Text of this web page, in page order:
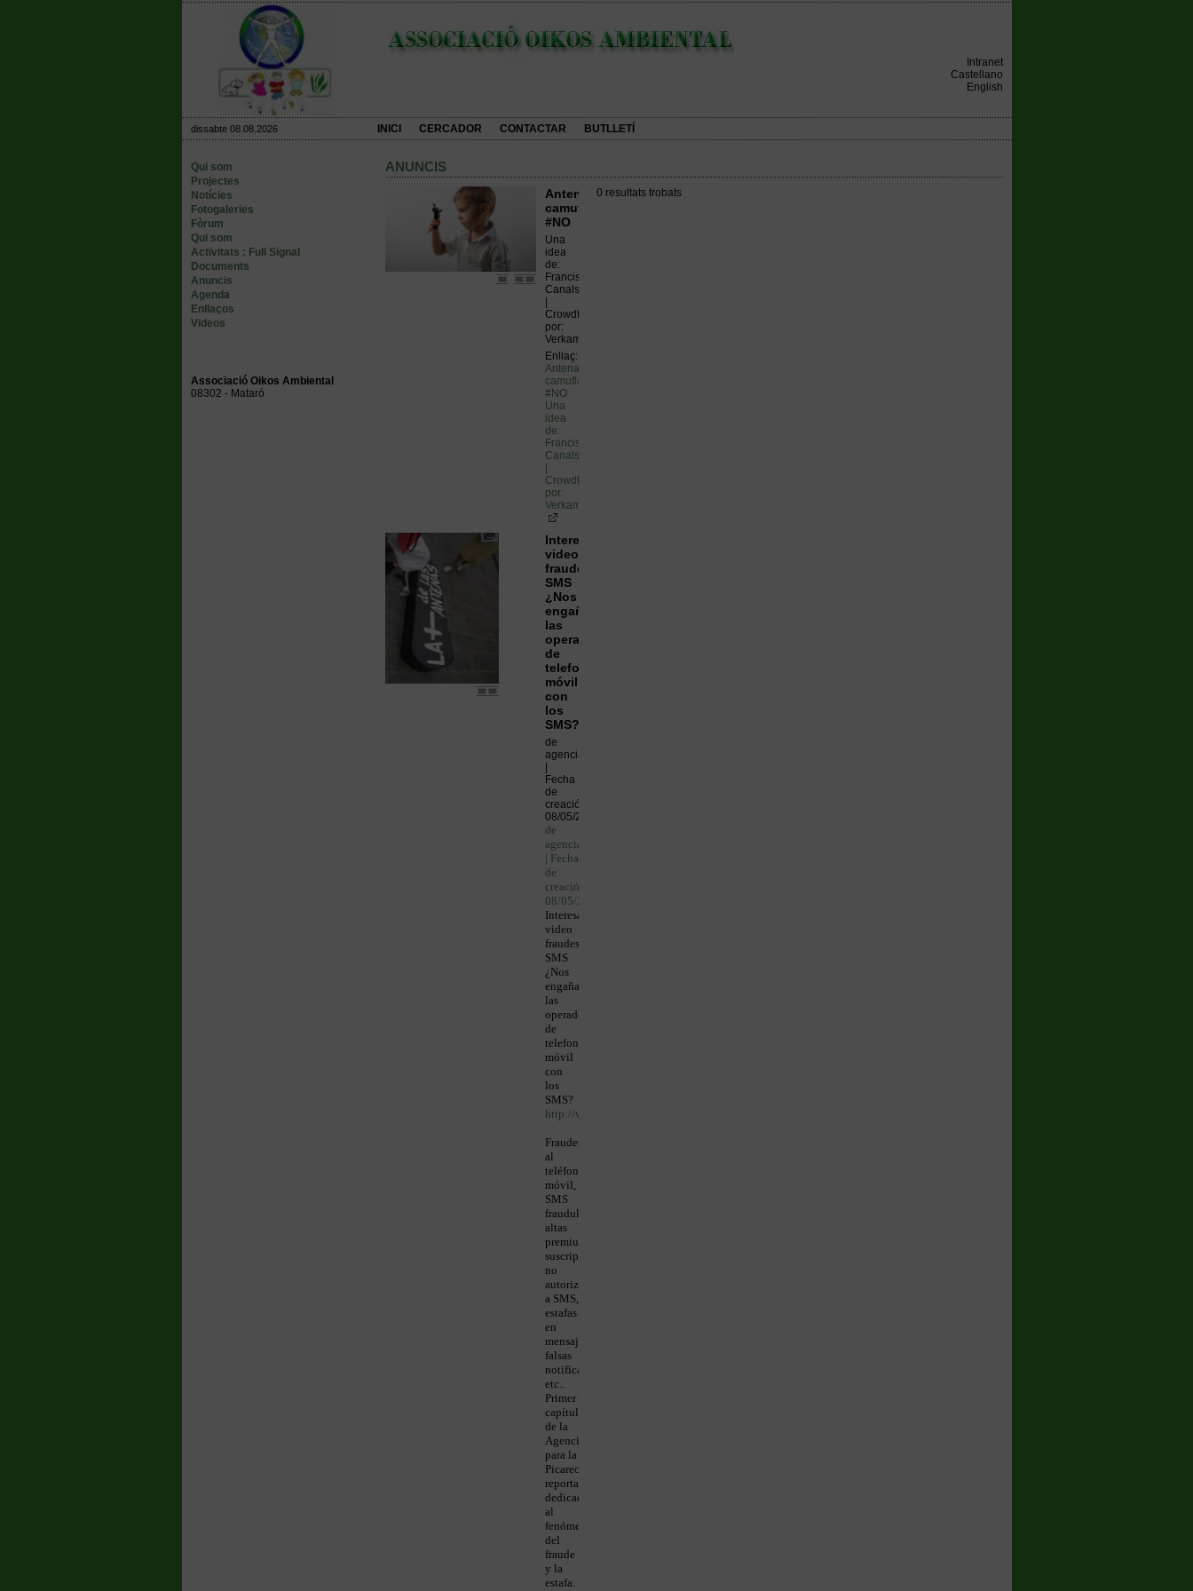
Intranet
Castellano
English
dissabte 08.08.2026 INICI CERCADOR CONTACTAR BUTLLETÍ
Qui som
Projectes
Notícies
Fotogaleries
Fòrum
Qui som
Activitats : Full Signal
Documents
Anuncis
Agenda
Enllaços
Videos
Associació Oikos Ambiental
08302 - Mataró
ANUNCIS
Antenas
camufladas
#NO
Una
idea
de:
Francisco
Canals
Crowdfunding
por:
Verkami_logo
Enllaç:
Antenas
camufladas
#NO
Una
idea
de:
Francisco
Canals
Crowdfunding
por:
Verkami_logo
Interesante
video
fraudes
SMS
¿Nos
engañan
las
operadoras
de
telefonía
móvil
con
los
SMS?
de
agenciapicaresca
Fecha
de
creación:
08/05/2011
de
agenciapicaresca
| Fecha
de
creación:
08/05/201
Interesante
video
fraudes
SMS
¿Nos
engañan
las
operadoras
de
telefonía
móvil
con
los
SMS?
http://www.youtube.com/user/agenciapicaresca
Fraudes
al
teléfono
móvil,
SMS
fraudulentos,
altas
premium,
suscripciones
no
autorizadas
a SMS,
estafas
en
mensajes,
falsas
notificaciones,
etc..
Primer
capítulo
de la
Agencia
para la
Picareca,
reportajes
dedicados
al
fenómeno
del
fraude
y la
estafa.
0 resultats trobats